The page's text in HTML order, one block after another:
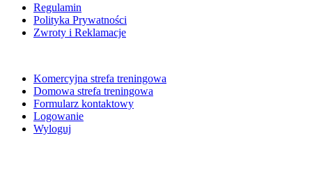
Regulamin
Polityka Prywatności
Zwroty i Reklamacje
Komercyjna strefa treningowa
Domowa strefa treningowa
Formularz kontaktowy
Logowanie
Wyloguj